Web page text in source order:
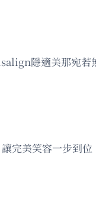
隱適美那宛若
完美笑容一步到位